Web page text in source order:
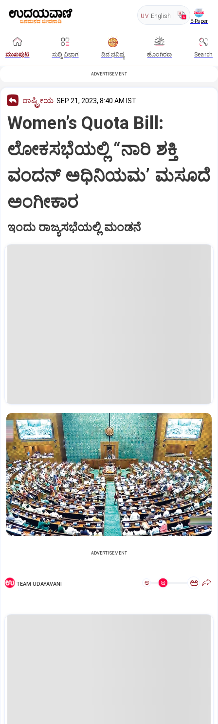
UV English
E-Paper
ಮುಖಪುಟ ಸುದ್ದಿ ವಿಭಾಗ ದಿನ ಭವಿಷ್ಯ ಹೊಂಗಿರಣ Search
ADVERTISEMENT
ರಾಷ್ಟ್ರೀಯ SEP 21, 2023, 8:40 AM IST
Women’s Quota Bill:
ಲೋಕಸಭೆಯಲ್ಲಿ “ನಾರಿ ಶಕ್ತಿ
ವಂದನ್‌ ಅಧಿನಿಯಮ’ ಮಸೂದೆ
ಅಂಗೀಕಾರ
ಇಂದು ರಾಜ್ಯಸಭೆಯಲ್ಲಿ ಮಂಡನೆ
ADVERTISEMENT
TEAM UDAYAVANI ಅ ಅ